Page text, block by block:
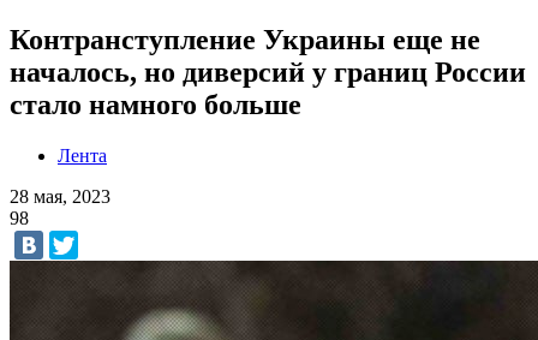
Контранступление Украины еще не
началось, но диверсий у границ России
стало намного больше
Лента
28 мая, 2023
98